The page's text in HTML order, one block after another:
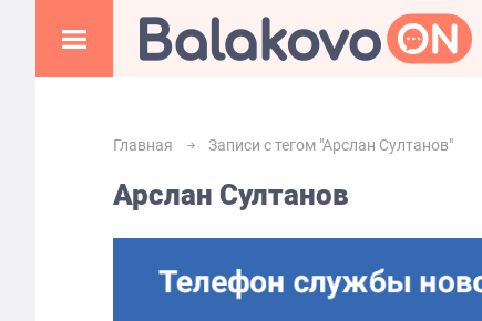
Главная Записи с тегом "Арслан Султанов"
Арслан Султанов